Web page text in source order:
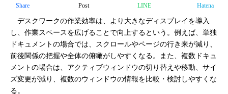
Share Post LINE Hatena
デスクワークの作業効率は、より大きなディスプレイを導入
し、作業スペースを広げることで向上するという。例えば、単独
ドキュメントの場合では、スクロールやページの行き来が減り、
前後関係の把握や全体の俯瞰がしやすくなる。また、複数ドキュ
メントの場合は、アクティブウィンドウの切り替えや移動、サイ
ズ変更が減り、複数のウィンドウの情報を比較・検討しやすくな
る。